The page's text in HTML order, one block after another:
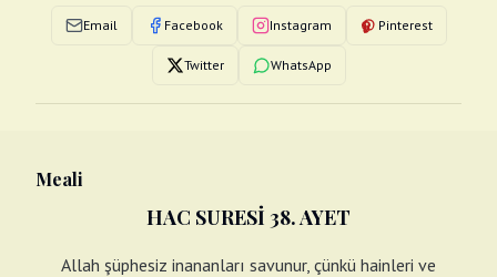
Email Facebook Instagram Pinterest
Twitter WhatsApp
Meali
HAC SURESİ 38. AYET
Allah şüphesiz inananları savunur, çünkü hainleri ve